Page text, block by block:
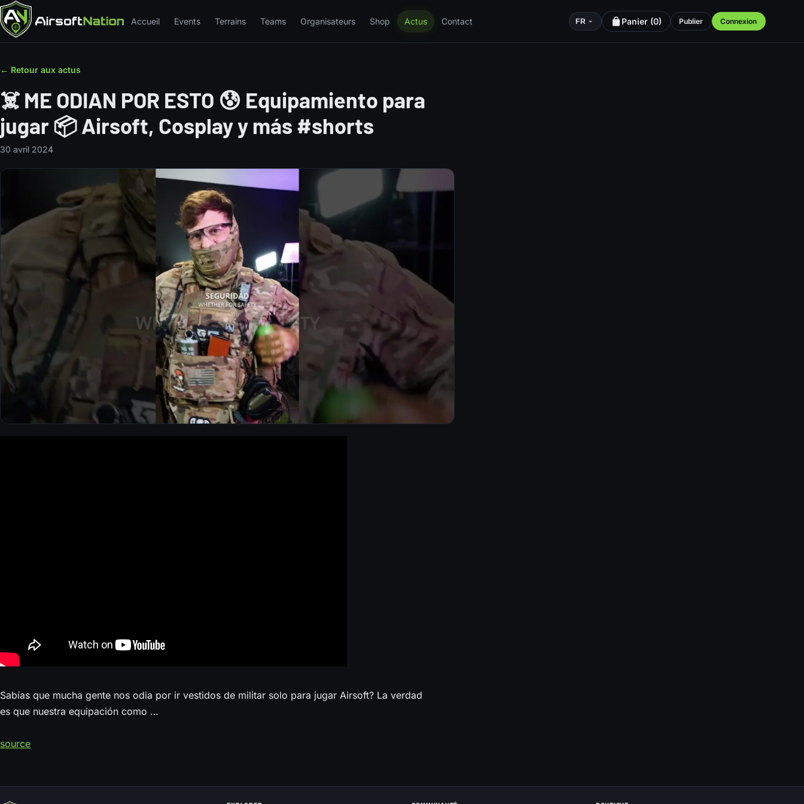
Accueil Events Terrains Teams Organisateurs Shop Actus Contact FR Panier (0) Publier Connexion
← Retour aux actus
☠️ ME ODIAN POR ESTO 😰 Equipamiento para
jugar 📦 Airsoft, Cosplay y más #shorts
30 avril 2024
Sabías que mucha gente nos odia por ir vestidos de militar solo para jugar Airsoft? La verdad
es que nuestra equipación como …
source